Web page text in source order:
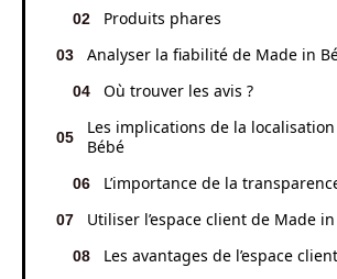
Produits phares
Analyser la fiabilité de Made in
Où trouver les avis ?
Les implications de la
Bébé
L’importance de la
Utiliser l’espace client de Made
Les avantages de l’espace client